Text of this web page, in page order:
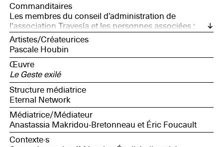
Commanditaires
Les membres du conseil d’administration de
l'association Travesía et les personnes associées :
Fatima Rojas, présidente ; Chantal Bideau, directrice -
commissaire indépendante ; Marie Léonie, membre
de l’association Angola Congo Bretagne faisant partie
du collectif de l’appel des femmes du Congo ; Anne,
Sociologue, membre du collectif de recherche et
d’intervention Topic ; Catherine, rédactrice et
correctrice, adhérente de l’association Travesías
Artistes/Créateurices
Pascale Houbin
Œuvre
Le Geste exilé
Structure médiatrice
Eternal Network
Médiatrice/Médiateur
Anastassia Makridou-Bretonneau et Éric Foucault
Contexte·s